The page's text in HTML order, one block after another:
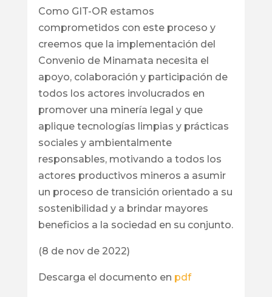
Como GIT-OR estamos
comprometidos con este proceso y
creemos que la implementación del
Convenio de Minamata necesita el
apoyo, colaboración y participación de
todos los actores involucrados en
promover una minería legal y que
aplique tecnologías limpias y prácticas
sociales y ambientalmente
responsables, motivando a todos los
actores productivos mineros a asumir
un proceso de transición orientado a su
sostenibilidad y a brindar mayores
beneficios a la sociedad en su conjunto.
(8 de nov de 2022)
Descarga el documento en pdf